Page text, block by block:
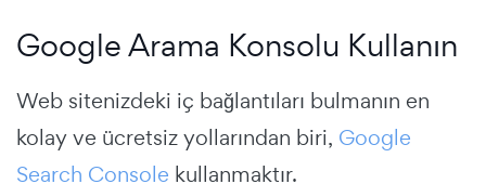
Google Arama Konsolu Kullanın
Web sitenizdeki iç bağlantıları bulmanın en
kolay ve ücretsiz yollarından biri, Google
Search Console kullanmaktır.